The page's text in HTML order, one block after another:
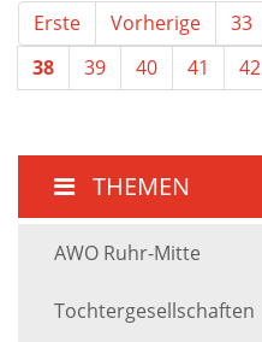
Erste Vorherige 33
38
39 40 41 42
THEMEN
AWO Ruhr-Mitte
Tochtergesellschaften